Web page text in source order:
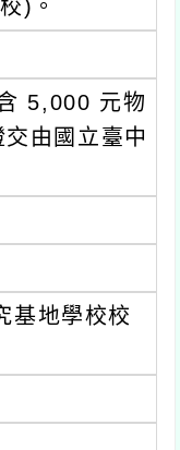
)。
5,000 元物
由國立臺中
基地學校校